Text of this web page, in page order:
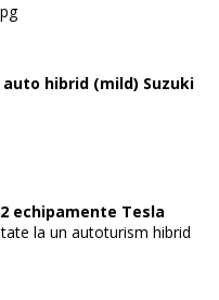
hibrid (mild) Suzuki
2 echipamente Tesla
la un autoturism hibrid